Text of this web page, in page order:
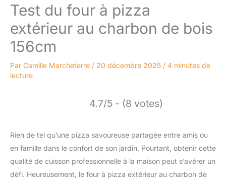
Test du four à pizza
extérieur au charbon de bois
156cm
Par Camille Marcheterre / 20 décembre 2025 / 4 minutes de
lecture
4.7/5 - (8 votes)
Rien de tel qu’une pizza savoureuse partagée entre amis ou
en famille dans le confort de son jardin. Pourtant, obtenir cette
qualité de cuisson professionnelle à la maison peut s’avérer un
défi. Heureusement, le four à pizza extérieur au charbon de